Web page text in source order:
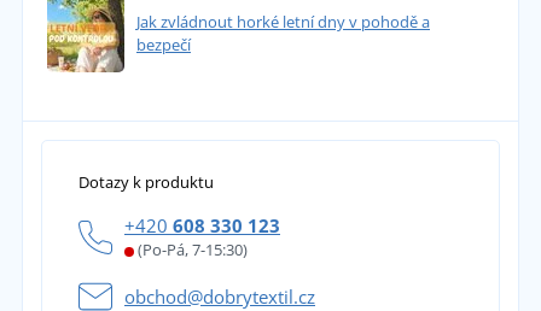
Jak zvládnout horké letní dny v pohodě a
bezpečí
Dotazy k produktu
+420 608 330 123
(Po-Pá, 7-15:30)
obchod@dobrytextil.cz